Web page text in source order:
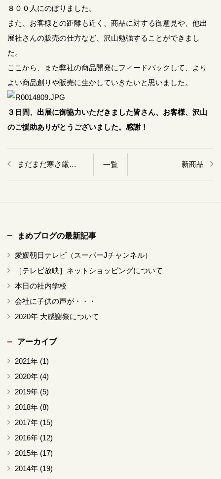
８００人にのぼりました。
また、お客様との距離も近く、商品に対する御意見や、他出
展社さんの販売の仕方など、沢山勉強することができまし
た。
ここから、また弊社の商品開発にフィードバックして、より
よい商品創りや販売に生かしていきたいと思いました。
３日間、出展に御協力いただきました皆さん、お客様、沢山
のご援助ありがとうございました。感謝！
まだまだ寒さ厳しいですね 一覧 新商品
まめブログの最新記事
愛媛朝日テレビ（スーパーJチャンネル）
［テレビ放映］ネットショッピングについて
本日の社内学校
会社に子供の声が・・・
2020年 大感謝祭について
アーカイブ
2021年 (1)
2020年 (4)
2019年 (5)
2018年 (8)
2017年 (15)
2016年 (12)
2015年 (17)
2014年 (19)